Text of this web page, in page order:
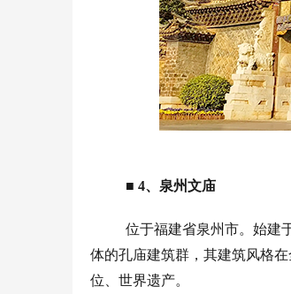
■ 4、泉州文庙
位于福建省泉州市。始建
体的孔庙建筑群，其建筑风格
位、世界遗产。